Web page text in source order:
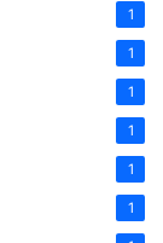
1
1
1
1
1
1